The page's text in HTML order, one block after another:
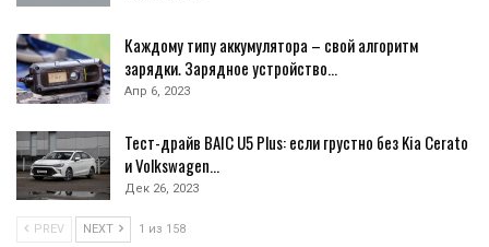
Каждому типу аккумулятора – свой алгоритм
зарядки. Зарядное устройство…
Апр 6, 2023
Тест-драйв BAIC U5 Plus: если грустно без Kia Cerato
и Volkswagen…
Дек 26, 2023
PREV NEXT 1 из 158